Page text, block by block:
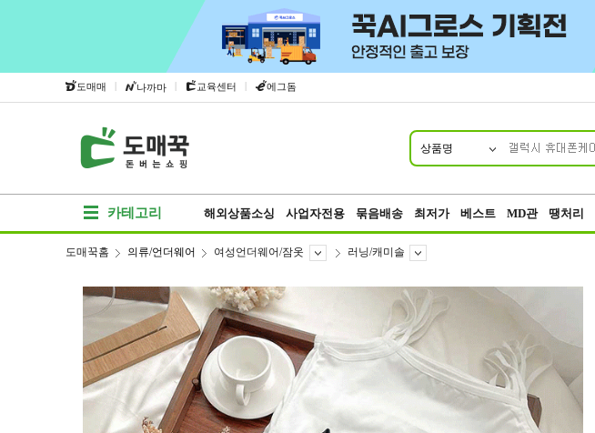
도매매 | 나까마 | 교육센터 | 에그돔
상품명
카테고리 해외상품소싱 사업자전용 묶음배송 최저가 베스트 MD관 땡처리
도매꾹홈 의류/언더웨어 여성언더웨어/잠옷 러닝/캐미솔